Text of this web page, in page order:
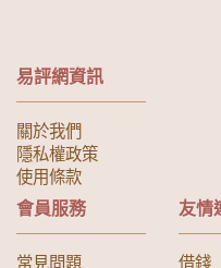
易評網資訊
關於我們
隱私權政策
使用條款
會員服務
常見問題
友情
借錢